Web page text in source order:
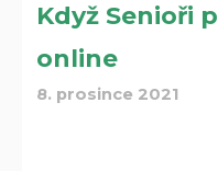
Když Senioři
online
8. prosince 2021